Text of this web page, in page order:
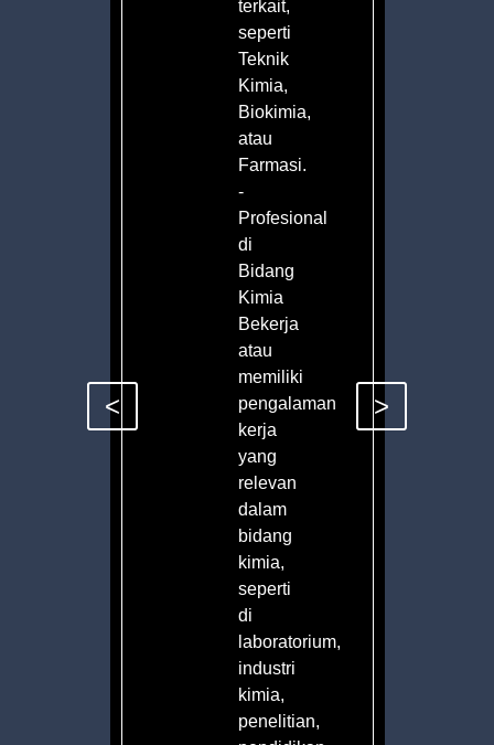
terkait,
seperti
Teknik
Kimia,
Biokimia,
atau
Farmasi.
-
Profesional
di
Bidang
Kimia
Bekerja
atau
memiliki
pengalaman
kerja
yang
relevan
dalam
bidang
kimia,
seperti
di
laboratorium,
industri
kimia,
penelitian,
< >